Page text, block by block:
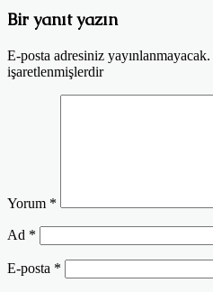
Bir yanıt yazın
E-posta adresiniz yayınlanmayacak.
işaretlenmişlerdir
Yorum *
Ad *
E-posta *